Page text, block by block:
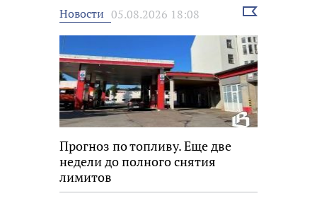
Новости 05.08.2026 18:08
Выбрать
Прогноз по топливу. Еще две
недели до полного снятия
лимитов